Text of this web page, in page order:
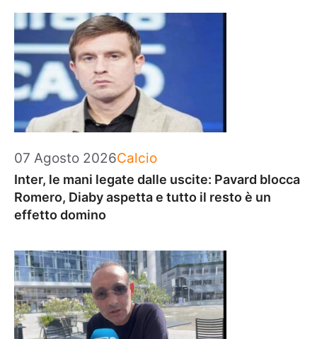
07 Agosto 2026Categorie
Calcio
Inter, le mani legate dalle uscite: Pavard blocca
Romero, Diaby aspetta e tutto il resto è un
effetto domino